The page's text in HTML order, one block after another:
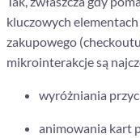
kluczowych
zakupowego
mikrointerakcje są
wyróżniania
animowania kart